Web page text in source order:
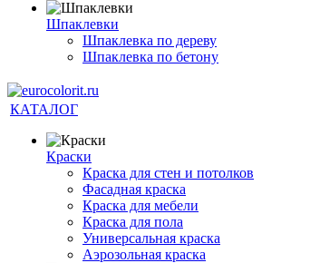
Шпаклевки
Шпаклевка по дереву
Шпаклевка по бетону
КАТАЛОГ
Краски
Краска для стен и потолков
Фасадная краска
Краска для мебели
Краска для пола
Универсальная краска
Аэрозольная краска